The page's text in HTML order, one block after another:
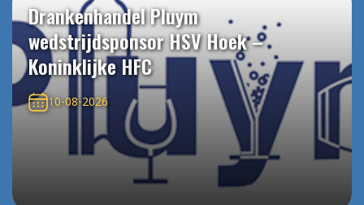
Drankenhandel Pluym
wedstrijdsponsor HSV Hoek –
Koninklijke HFC
10-08-2026